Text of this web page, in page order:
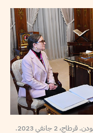
2 جانفي 2023.